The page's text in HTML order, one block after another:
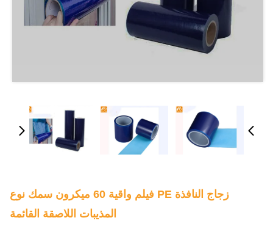
زجاج النافذة PE فيلم واقية 60 ميكرون سمك نوع
المذيبات اللاصقة القائمة